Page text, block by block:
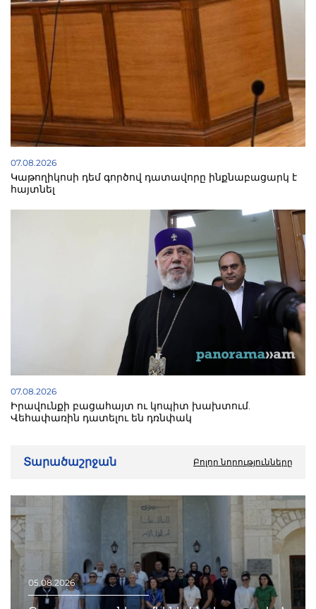
07.08.2026
Կաթողիկոսի դեմ գործով դատավորը ինքնաբացարկ է
հայտնել
07.08.2026
Իրավունքի բացահայտ ու կոպիտ խախտում.
Վեհափառին դատելու են դռնփակ
Տարածաշրջան Բոլոր նորությունները
05.08.2026